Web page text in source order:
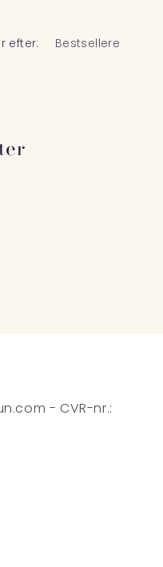
efter:
- CVR-nr.: